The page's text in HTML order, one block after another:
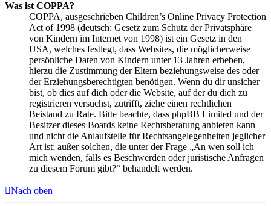
Was ist COPPA?
COPPA, ausgeschrieben Children’s Online Privacy Protection
Act of 1998 (deutsch: Gesetz zum Schutz der Privatsphäre
von Kindern im Internet von 1998) ist ein Gesetz in den
USA, welches festlegt, dass Websites, die möglicherweise
persönliche Daten von Kindern unter 13 Jahren erheben,
hierzu die Zustimmung der Eltern beziehungsweise des oder
der Erziehungsberechtigten benötigen. Wenn du dir unsicher
bist, ob dies auf dich oder die Website, auf der du dich zu
registrieren versuchst, zutrifft, ziehe einen rechtlichen
Beistand zu Rate. Bitte beachte, dass phpBB Limited und der
Besitzer dieses Boards keine Rechtsberatung anbieten kann
und nicht die Anlaufstelle für Rechtsangelegenheiten jeglicher
Art ist; außer solchen, die unter der Frage „An wen soll ich
mich wenden, falls es Beschwerden oder juristische Anfragen
zu diesem Forum gibt?“ behandelt werden.
Nach oben